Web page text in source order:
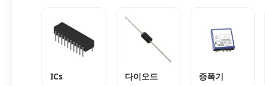
ICs 다이오드 증폭기